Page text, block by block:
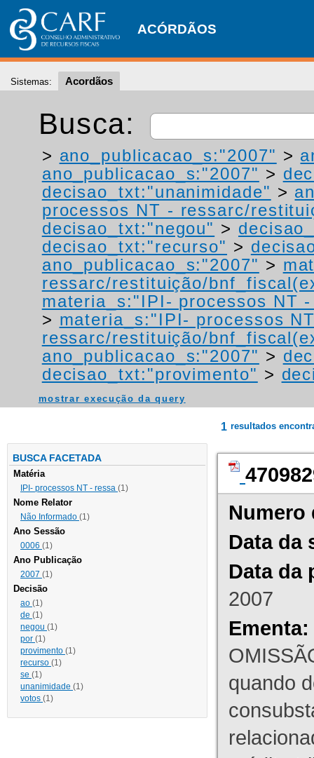
ACÓRDÃOS
Sistemas: Acordãos
Busca:
> ano_publicacao_s:"2007" >
ano_publicacao_s:"2007" >
decisao_txt:"unanimidade" >
processos NT - ressarc/
decisao_txt:"negou" >
decisao_txt:"recurso" >
ano_publicacao_s:"2007" >
ressarc/restituição/
materia_s:"IPI- processos NT
> materia_s:"IPI- processos
ressarc/restituição/
ano_publicacao_s:"2007" >
decisao_txt:"provimento" >
mostrar execução da query
BUSCA FACETADA
Matéria
IPI- processos NT - ressa (1)
Nome Relator
Não Informado (1)
Ano Sessão
0006 (1)
Ano Publicação
2007 (1)
Decisão
ao (1)
de (1)
negou (1)
por (1)
provimento (1)
recurso (1)
se (1)
unanimidade (1)
votos (1)
1 resultados
Numero
Data da
Data da
2007
Ementa:
quando